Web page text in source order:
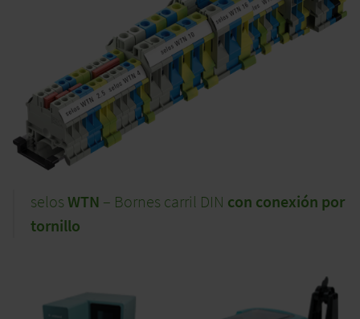
selos WTN – Bornes carril DIN con conexión por
tornillo